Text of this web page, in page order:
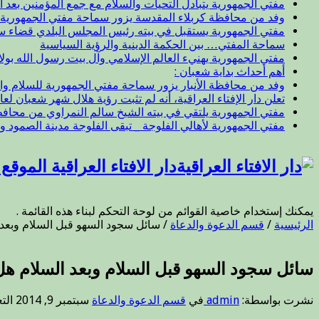
مفتي الجمهورية يتبادل التحيات والسلام مع جمع المؤمنين بعد
وفد من محافظة كربلاء المقدسة يزور سماحة مفتي الجمهورية
مفتي الجمهورية يستقبل في بيته رئيس المجلس البلدي
سماحة المفتي… بين الحكمة الدينية والرؤية السياسية
مفتي الجمهورية يهنيء العالم الإسلامي وآل بيت رسول الله
أهم أحداث بداية شعبان :
وفد من محافظة الأنبار يزور سماحة مفتي الجمهورية للسلام
تعلن دار الإفتاء العراقية، أنه لم تثبت رؤية هلال شهر شعبان لعام
مفتي الجمهورية يلتقي في بيته الشيخ سالم النمراوي من
مفتي الجمهورية لأهالي الفلوجة _ تبقى الفلوجة مدينة الصمود
دار الافتاء العراقية
يمكنك إستخدام خاصية القوائم من لوحة التحكم لبناء هذه القائمة .
الرئيسية / قسم الدعوة والدعاة / سائل سجود السهو قبل السلام وبعد
سائل سجود السهو قبل السلام وبعد السلام
نشرت بواسطة: admin في قسم الدعوة والدعاة سبتمبر 9, 2014